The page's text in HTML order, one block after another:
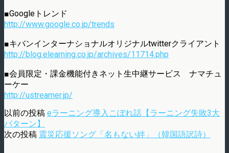
■Googleトレンド
http://www.google.co.jp/trends
■キバンインターナショナルオリジナルtwitterクライアント
http://blog.elearning.co.jp/archives/11714.php
■会員限定・課金機能付きネット生中継サービス ナマチュ
ーケー
http://ustreamer.jp/
以前の投稿 eラーニング導入こぼれ話【ラーニング失敗3大
パターン】
次の投稿 震災応援ソング「名もない絆」（韓国語訳詩）